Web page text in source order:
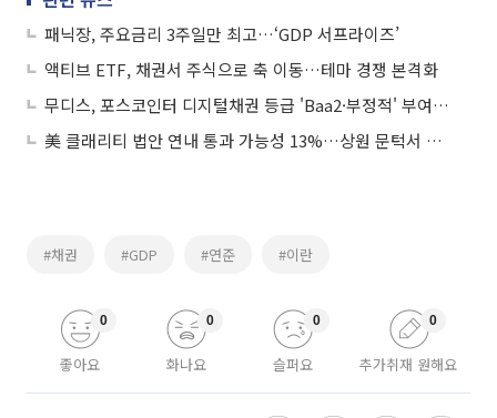
패닉장, 주요금리 3주일만 최고…‘GDP 서프라이즈’
액티브 ETF, 채권서 주식으로 축 이동…테마 경쟁 본격화
무디스, 포스코인터 디지털채권 등급 'Baa2·부정적' 부여…“기술 리스크 제한적”
美 클래리티 법안 연내 통과 가능성 13%…상원 문턱서 제동
#채권 #GDP #연준 #이란
좋아요
0
화나요
0
슬퍼요
0
추가취재 원해요
0